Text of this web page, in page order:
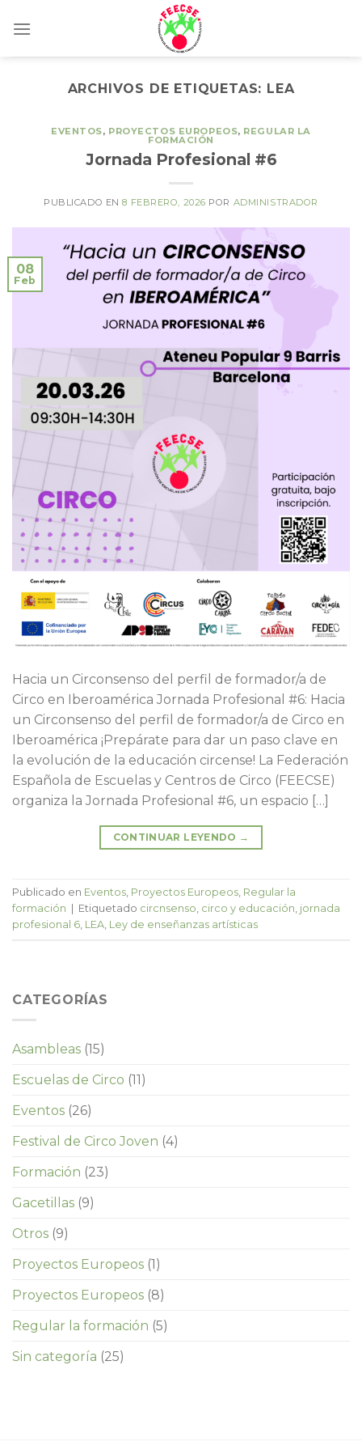
ARCHIVOS DE ETIQUETAS: LEA
EVENTOS, PROYECTOS EUROPEOS, REGULAR LA
FORMACIÓN
Jornada Profesional #6
PUBLICADO EN8 FEBRERO, 2026 POR ADMINISTRADOR
08
Feb
Hacia un Circonsenso del perfil de formador/a de
Circo en Iberoamérica Jornada Profesional #6: Hacia
un Circonsenso del perfil de formador/a de Circo en
Iberoamérica ¡Prepárate para dar un paso clave en
la evolución de la educación circense! La Federación
Española de Escuelas y Centros de Circo (FEECSE)
organiza la Jornada Profesional #6, un espacio […]
CONTINUAR LEYENDO →
Publicado en Eventos, Proyectos Europeos, Regular la
formación
Etiquetado circnsenso, circo y educación, jornada
profesional 6, LEA, Ley de enseñanzas artísticas
CATEGORÍAS
Asambleas (15)
Escuelas de Circo (11)
Eventos (26)
Festival de Circo Joven (4)
Formación (23)
Gacetillas (9)
Otros (9)
Proyectos Europeos (1)
Proyectos Europeos (8)
Regular la formación (5)
Sin categoría (25)